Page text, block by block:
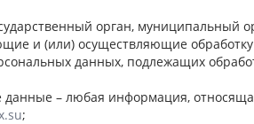
орган, муниципальный
и (или) осуществляющие
данных, подлежащих
– любая информация,
;